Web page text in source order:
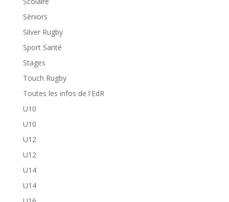
Séniors
Silver Rugby
Sport Santé
Stages
Touch Rugby
Toutes les infos de l'EdR
U10
U10
U12
U12
U14
U14